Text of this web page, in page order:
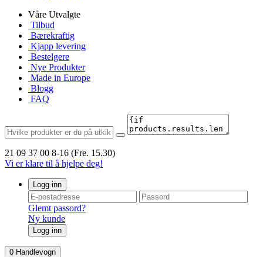
Våre Utvalgte
Tilbud
Bærekraftig
Kjapp levering
Bestelgere
Nye Produkter
Made in Europe
Blogg
FAQ
21 09 37 00 8-16 (Fre. 15.30)
Vi er klare til å hjelpe deg!
Logg inn
Glemt passord?
Ny kunde
Logg inn
0 Handlevogn